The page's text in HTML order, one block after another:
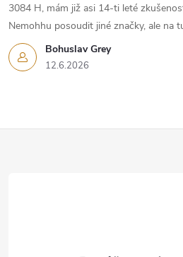
Bohuslav Grey
12.6.2026
3084 H, mám již asi 14-ti leté
Nemohhu posoudit jiné značky, ale na